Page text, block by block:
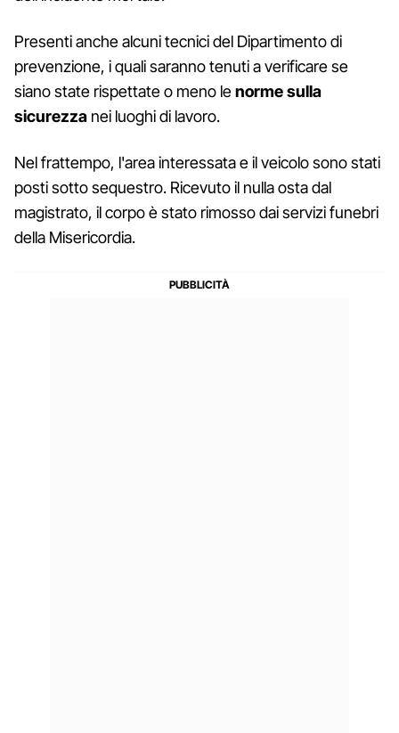
Presenti anche alcuni tecnici del Dipartimento di
prevenzione, i quali saranno tenuti a verificare se
siano state rispettate o meno lenorme sulla
sicurezza nei luoghi di lavoro.
Nel frattempo, l'area interessata e il veicolo sono stati
posti sotto sequestro. Ricevuto il nulla osta dal
magistrato, il corpo è stato rimosso dai servizi funebri
della Misericordia.